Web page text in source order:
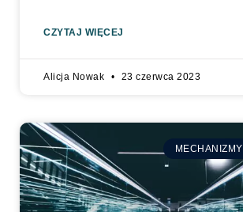
CZYTAJ WIĘCEJ
Alicja Nowak 23 czerwca 2023